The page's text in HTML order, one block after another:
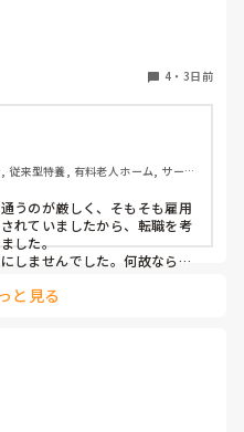
4 ・ 3日前
従来型特養, 有料老人ホーム, サービ
うのが厳しく、そもそも雇用
れていましたから、転職を考
した。
しませんでした。何故なら、
関係は働いてみないと分かり
と見る